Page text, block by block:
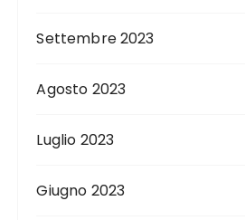
Settembre 2023
Agosto 2023
Luglio 2023
Giugno 2023